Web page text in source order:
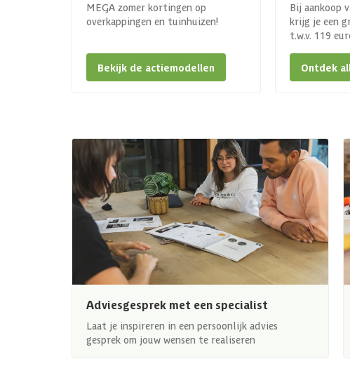
MEGA zomer kortingen op
overkappingen en tuinhuizen!
Bekijk de actiemodellen
Bij aankoop
krijg je een
t.w.v. 119
Ontdek
Adviesgesprek met een specialist
Laat je inspireren in een persoonlijk advies
gesprek om jouw wensen te realiseren